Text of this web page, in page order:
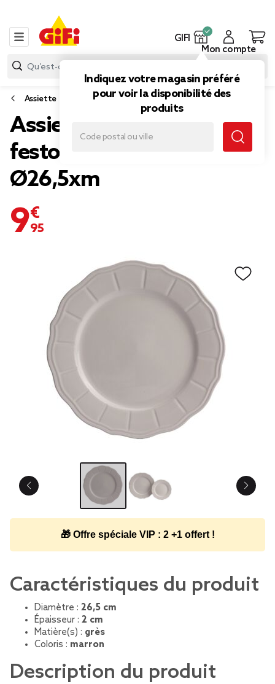
GIFI
Indiquez votre magasin préféré
pour voir la disponibilité des
produits
Mon compte
Assiette
Assiette plate grès
festonnée marron x4
Ø26,5xm
9,95 €
🎁 Offre spéciale VIP : 2 +1 offert !
Caractéristiques du produit
Diamètre : 26,5 cm
Épaisseur : 2 cm
Matière(s) : grès
Coloris : marron
Description du produit